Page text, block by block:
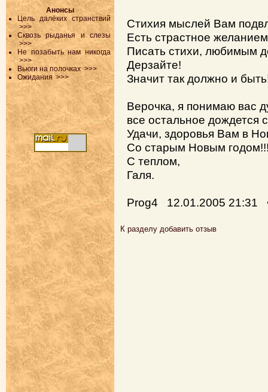
Анонсы
Цель далёких странствий
>>>
Сквозь рыданья и слезы
>>>
Не позабыть нам никогда
>>>
Вьюги на полочках >>>
Ожидания >>>
Стихия мыслей Вам
Есть страстное
Писать стихи, любимым
Дерзайте!
Значит так должно и
Верочка, я понимаю вас
все остальное дождется
Удачи, здоровья Вам в
Со старым Новым
С теплом,
Галя.
Prog4 12.01.2005 21:31
К разделу добавить отзыв